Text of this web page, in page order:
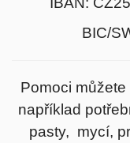
BIC/
Pomoci
například
pasty, mycí,